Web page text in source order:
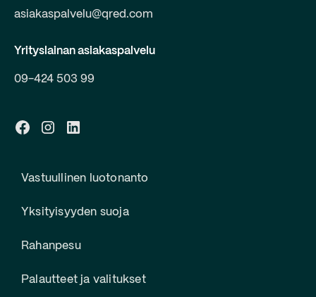
asiakaspalvelu@qred.com
Yrityslainan asiakaspalvelu
09-424 503 99
Vastuullinen luotonanto
Yksityisyyden suoja
Rahanpesu
Palautteet ja valitukset